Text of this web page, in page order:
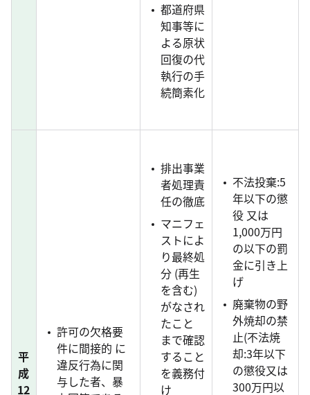
都道府県
知事等に
よる原状
回復の代
執行の手
続簡素化
平
成
12
許可の欠格要
件に間接的 に
違反行為に関
与した者、暴
排出事業
者処理責
任の徹底
マニフェ
ストによ
り最終処
分 (再生
を含む)
がなされ
たこと
まで確認
すること
を義務付
け
不法投棄:5
年以下の懲
役 又は
1,000万円
の以下の罰
金に引き上
げ
廃棄物の野
外焼却の禁
止(不法焼
却:3年以下
の懲役又は
300万円以